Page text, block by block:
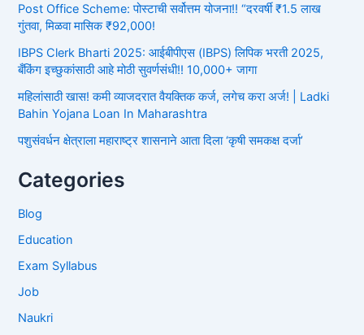
Post Office Scheme: पोस्टाची सर्वोत्तम योजना!! “दरवर्षी ₹1.5 लाख
गुंतवा, मिळवा मासिक ₹92,000!
IBPS Clerk Bharti 2025: आईबीपीएस (IBPS) लिपिक भरती 2025,
बँकिंग इच्छुकांसाठी आहे मोठी सुवर्णसंधी!! 10,000+ जागा
महिलांसाठी खास! कमी व्याजदरात वैयक्तिक कर्ज, लगेच करा अर्ज! | Ladki
Bahin Yojana Loan In Maharashtra
पशुसंवर्धन क्षेत्राला महाराष्ट्र शासनाने आता दिला ‘कृषी समकक्ष दर्जा’
Categories
Blog
Education
Exam Syllabus
Job
Naukri